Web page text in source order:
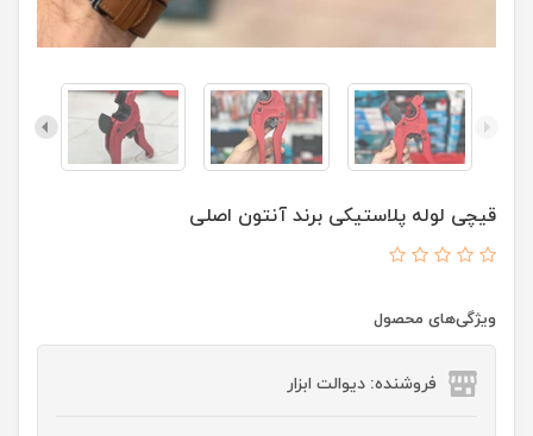
قیچی لوله پلاستیکی برند آنتون اصلی
ویژگی‌های محصول
فروشنده: دیوالت ابزار